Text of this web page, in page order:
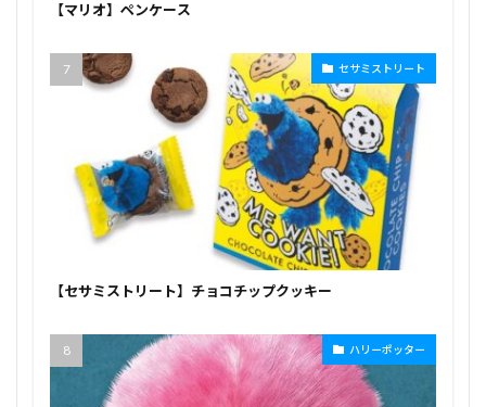
【マリオ】ペンケース
セサミストリート
【セサミストリート】チョコチップクッキー
ハリーポッター